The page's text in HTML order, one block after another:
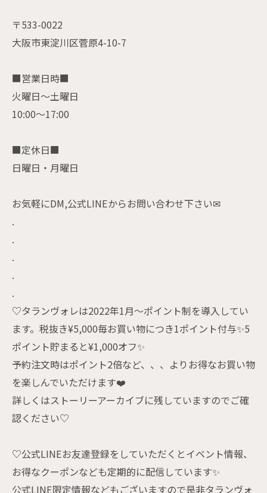
〒533-0022
大阪市東淀川区菅原4-10-7
■営業日時■
火曜日〜土曜日
10:00〜17:00
■定休日■
日曜日・月曜日
お気軽にDM,公式LINEからお問い合わせ下さい✉
.
.
.
.
.
♡タランヴォレは2022年1月〜ポイント制を導入してい
ます。税抜き¥5,000毎お買い物につき1ポイント付与✨5
ポイント貯まると¥1,000オフ✨
予約注文時はポイント2倍など、、、よりお得なお買い物
を楽しんでいただけます❤️
詳しくはストーリーアーカイブに残していますのでご確
認ください♡
♡公式LINEお友達登録をしていただくとイベント情報、
お得なクーポンなども定期的に配信しています✨
公式LINE限定情報などもございますので是非タランヴォ